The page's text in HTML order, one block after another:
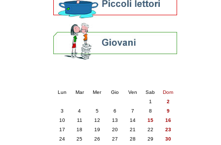
Lun Mar Mer Gio Ven Sab
Dom
1
2
3
4 5 6 7 8
9
10
11 12 13 14 15
16
17
18 19 20 21 22
23
24
25 26 27 28 29
30